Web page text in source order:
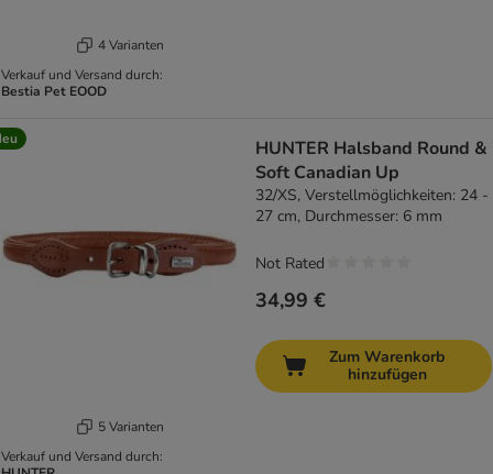
4 Varianten
Verkauf und Versand durch:
Bestia Pet EOOD
5 Varianten
Verkauf und Versand durch:
HUNTER Halsband Round &
Soft Canadian Up
32/XS, Verstellmöglichkeiten: 24 -
27 cm, Durchmesser: 6 mm
34,99 €
Not Rated
Zum Warenkorb
hinzufügen